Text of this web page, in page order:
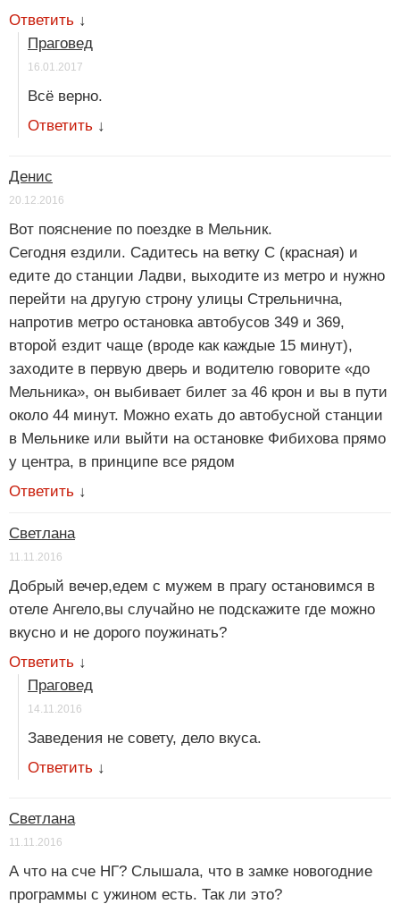
Ответить ↓
Праговед
16.01.2017
Всё верно.
Ответить ↓
Денис
20.12.2016
Вот пояснение по поездке в Мельник.
Сегодня ездили. Садитесь на ветку С (красная) и
едите до станции Ладви, выходите из метро и нужно
перейти на другую строну улицы Стрельнична,
напротив метро остановка автобусов 349 и 369,
второй ездит чаще (вроде как каждые 15 минут),
заходите в первую дверь и водителю говорите «до
Мельника», он выбивает билет за 46 крон и вы в пути
около 44 минут. Можно ехать до автобусной станции
в Мельнике или выйти на остановке Фибихова прямо
у центра, в принципе все рядом
Ответить ↓
Светлана
11.11.2016
Добрый вечер,едем с мужем в прагу остановимся в
отеле Ангело,вы случайно не подскажите где можно
вкусно и не дорого поужинать?
Ответить ↓
Праговед
14.11.2016
Заведения не совету, дело вкуса.
Ответить ↓
Светлана
11.11.2016
А что на сче НГ? Слышала, что в замке новогодние
программы с ужином есть. Так ли это?